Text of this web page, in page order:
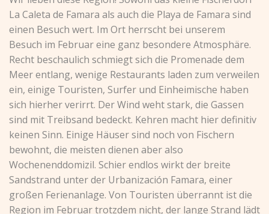
La Caleta de Famara als auch die Playa de Famara sind
einen Besuch wert. Im Ort herrscht bei unserem
Besuch im Februar eine ganz besondere Atmosphäre.
Recht beschaulich schmiegt sich die Promenade dem
Meer entlang, wenige Restaurants laden zum verweilen
ein, einige Touristen, Surfer und Einheimische haben
sich hierher verirrt. Der Wind weht stark, die Gassen
sind mit Treibsand bedeckt. Kehren macht hier definitiv
keinen Sinn. Einige Häuser sind noch von Fischern
bewohnt, die meisten dienen aber also
Wochenenddomizil. Schier endlos wirkt der breite
Sandstrand unter der Urbanización Famara, einer
großen Ferienanlage. Von Touristen überrannt ist die
Region im Februar trotzdem nicht, der lange Strand lädt